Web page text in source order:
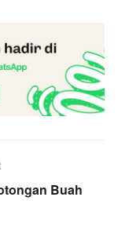
Buah